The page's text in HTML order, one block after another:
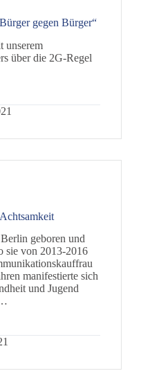
gegen Bürger“
unserem
über die 2G-Regel
geboren und
sie von 2013-2016
manifestierte sich
und Jugend